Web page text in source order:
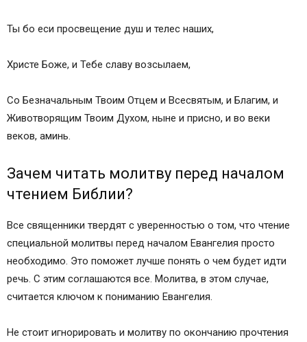
Ты бо еси просвещение душ и телес наших,
Христе Боже, и Тебе славу возсылаем,
Со Безначальным Твоим Отцем и Всесвятым, и Благим, и
Животворящим Твоим Духом, ныне и присно, и во веки
веков, аминь.
Зачем читать молитву перед началом
чтением Библии?
Все священники твердят с уверенностью о том, что чтение
специальной молитвы перед началом Евангелия просто
необходимо. Это поможет лучше понять о чем будет идти
речь. С этим соглашаются все. Молитва, в этом случае,
считается ключом к пониманию Евангелия.
Не стоит игнорировать и молитву по окончанию прочтения